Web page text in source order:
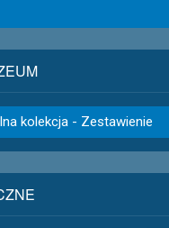
kolekcja - Zestawienie